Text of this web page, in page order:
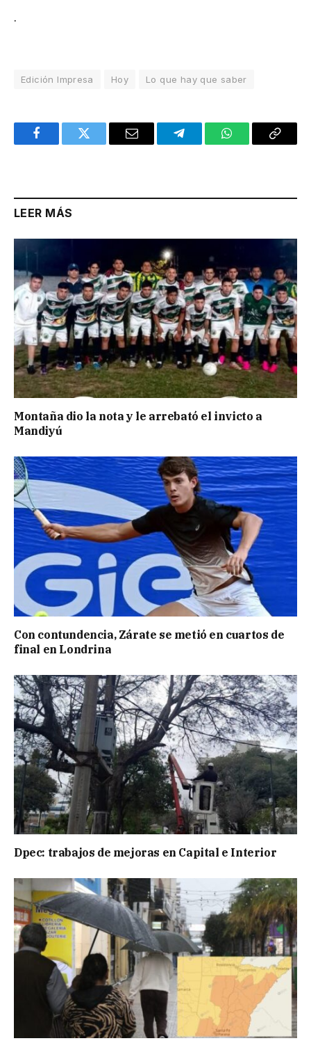
.
Edición Impresa Hoy Lo que hay que saber
FacebookTwitter Email TelegramWhatsAppCopy
LEER MÁS
Montaña dio la nota y le arrebató el invicto a
Mandiyú
Con contundencia, Zárate se metió en cuartos de
final en Londrina
Dpec: trabajos de mejoras en Capital e Interior